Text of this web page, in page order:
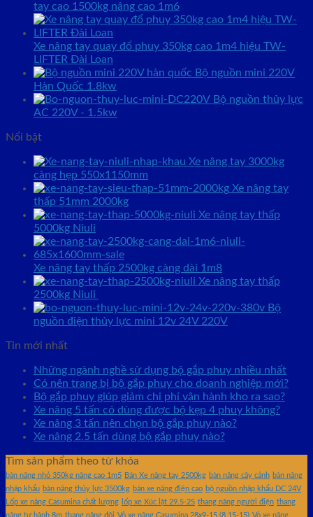
tay cao 1500kg nâng cao 1m6
Xe nâng tay quay đổ phuy 350kg cao 1m4 hiệu TW-
LIFTER Đài Loan
Bộ nguồn mini 220V
Hàn Quốc 1.8kw
Bộ nguồn thủy lực
AC 220V - 1.5kw
Nổi bật
Xe nâng tay 3000kg
càng hẹp 550x1150mm
Xe nâng tay
thấp 51mm 2000kg
Xe nâng tay thấp
5000kg Niuli
Xe nâng tay thấp 2500kg càng dài 1m8
Xe nâng tay thấp
2500kg Niuli
Bộ
nguồn điện thủy lực mini 12v 24V 220V
Tin mới nhất
Những ngành nghề sử dụng bộ gắp phuy nhiều nhất
Có nên trang bị bộ gắp phuy cho doanh nghiệp mới?
Bộ gắp phuy giúp giảm chi phí vận hành kho ra sao?
Xe nâng 5 tấn có dùng được bộ kẹp 4 phuy không?
Xe nâng 3 tấn nên chọn bộ gắp phuy nào?
Xe nâng 2.5 tấn dùng bộ gắp phuy nào?
Tìm sản phẩm theo từ khóa
bàn nâng nhỏ 350kg nâng cao 1m5 Bán Xe nâng tay 2500kg bàn nâng cây cảnh bàn nâng
nhập khẩu bàn nâng thủy lực 3500kg bán xe nâng điện cao bộ nguồn nhập khẩu DC 24V
Lốp xe nâng Casumina chất lượng
lốp xe Xúc lật 29.5-25 thang nâng người điện thang
nâng tự hành 8m thang nâng đôi Vỏ xe nâng Casumina 28x9-15 (8.15-15) Vỏ xe nâng